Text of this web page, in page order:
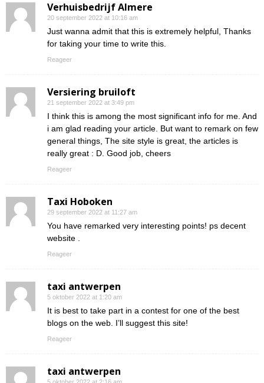
Verhuisbedrijf Almere
20 september 2022 at 10:16 am
Just wanna admit that this is extremely helpful, Thanks
for taking your time to write this.
Reageer
Versiering bruiloft
21 september 2022 at 3:49 pm
I think this is among the most significant info for me. And
i am glad reading your article. But want to remark on few
general things, The site style is great, the articles is
really great : D. Good job, cheers
Reageer
Taxi Hoboken
29 september 2022 at 11:27 am
You have remarked very interesting points! ps decent
website .
Reageer
taxi antwerpen
5 oktober 2022 at 1:20 am
It is best to take part in a contest for one of the best
blogs on the web. I’ll suggest this site!
Reageer
taxi antwerpen